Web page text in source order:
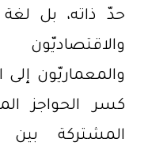
حدّ ذاته، بل
والمعماريّون
كسر الحواجز
المشتركة بين